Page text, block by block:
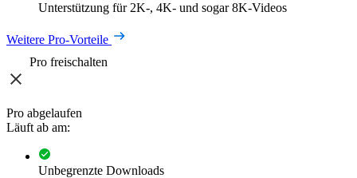
Unterstützung für 2K-, 4K- und sogar 8K-Videos
Weitere Pro-Vorteile
Pro freischalten
Pro abgelaufen
Läuft ab am:
Unbegrenzte Downloads